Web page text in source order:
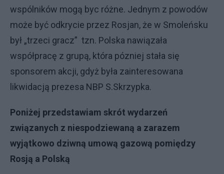
wspólników mogą byc różne. Jednym z powodów
może być odkrycie przez Rosjan, że w Smoleńsku
był „trzeci gracz” tzn. Polska nawiązała
współpracę z grupą, która pózniej stała się
sponsorem akcji, gdyż była zainteresowana
likwidacją prezesa NBP S.Skrzypka.
Poniżej przedstawiam skrót wydarzeń
związanych z niespodziewaną a zarazem
wyjątkowo dziwną umową gazową pomiędzy
Rosją a Polską